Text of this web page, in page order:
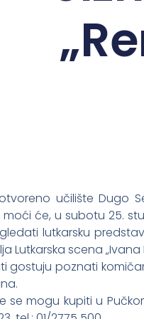
učilište Dugo
moći će, u subotu 25.
lutkarsku
Lutkarska scena „Ivana
gostuju poznati
se mogu kupiti u